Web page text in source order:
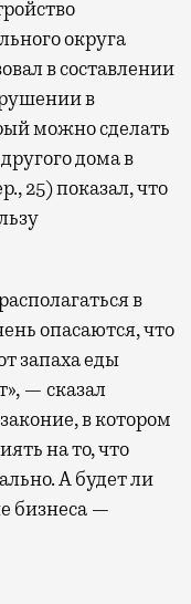
округа
в составлении
в
можно сделать
дома в
25) показал, что
в
опасаются, что
запаха еды
— сказал
в котором
на то, что
А будет ли
бизнеса —